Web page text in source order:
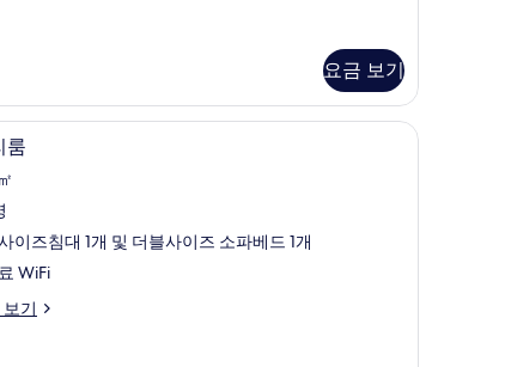
요금 보기
실 내 금고 고급 침구, 오리/거위털 이불, 템퍼페딕 침대,
룸
이즈침대 1개 및 더블사이즈 소파베드 1개
WiFi
기